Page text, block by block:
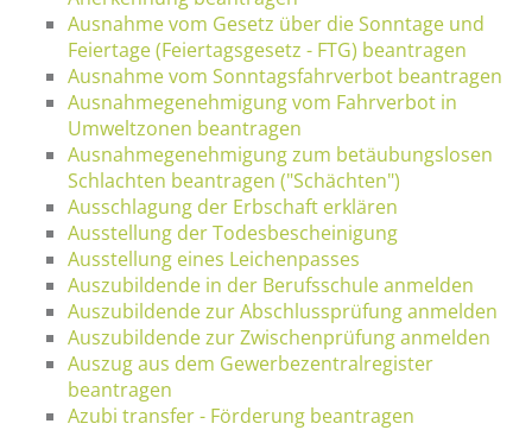
Ausnahme vom Gesetz über die Sonntage und
Feiertage (Feiertagsgesetz - FTG) beantragen
Ausnahme vom Sonntagsfahrverbot beantragen
Ausnahmegenehmigung vom Fahrverbot in
Umweltzonen beantragen
Ausnahmegenehmigung zum betäubungslosen
Schlachten beantragen ("Schächten")
Ausschlagung der Erbschaft erklären
Ausstellung der Todesbescheinigung
Ausstellung eines Leichenpasses
Auszubildende in der Berufsschule anmelden
Auszubildende zur Abschlussprüfung anmelden
Auszubildende zur Zwischenprüfung anmelden
Auszug aus dem Gewerbezentralregister
beantragen
Azubi transfer - Förderung beantragen